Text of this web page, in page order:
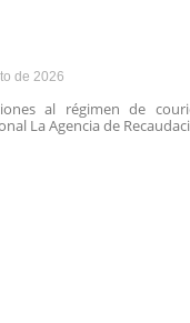
de 2026
al régimen de
La Agencia de